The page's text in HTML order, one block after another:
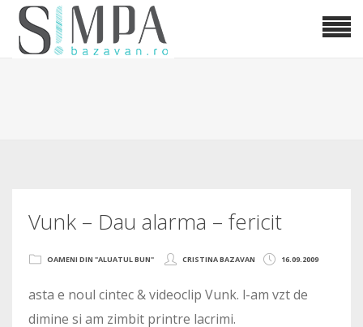
Vunk – Dau alarma – fericit
16.09.2009
OAMENI DIN "ALUATUL BUN" CRISTINA BAZAVAN
asta e noul cintec & videoclip Vunk. l-am vzt de
dimine si am zimbit printre lacrimi.